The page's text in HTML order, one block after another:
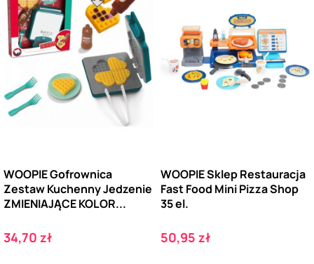
WOOPIE Gofrownica
Zestaw Kuchenny Jedzenie
ZMIENIAJĄCE KOLOR...
Cena
34,70 zł
WOOPIE Sklep Restauracja
Fast Food Mini Pizza Shop
35 el.
Cena
50,95 zł